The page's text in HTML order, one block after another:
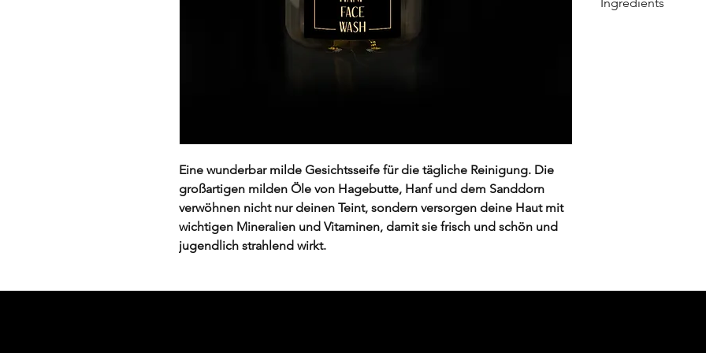
Eine wunderbar milde Gesichtsseife für die tägliche Reinigung. Die
großartigen milden Öle von Hagebutte, Hanf und dem Sanddorn
verwöhnen nicht nur deinen Teint, sondern versorgen deine Haut mit
wichtigen Mineralien und Vitaminen, damit sie frisch und schön und
jugendlich strahlend wirkt.
dem Gesicht